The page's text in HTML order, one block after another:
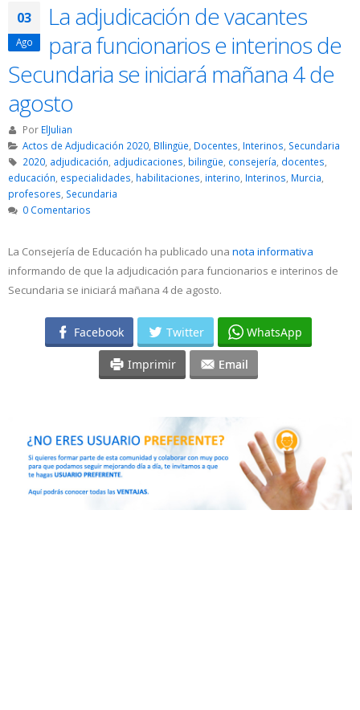
03
Ago
La adjudicación de vacantes
para funcionarios e interinos de
Secundaria se iniciará mañana 4 de
agosto
Por ElJulian
Actos de Adjudicación 2020, BIlingüe Docentes Interinos Secundaria
2020, adjudicación, adjudicaciones, bilingüe, consejería, docentes,
educación, especialidades, habilitaciones, interino, Interinos, Murcia,
profesores, Secundaria
0 Comentarios
La Consejería de Educación ha publicado una nota informativa
informando de que la adjudicación para funcionarios e interinos de
Secundaria se iniciará mañana 4 de agosto.
Facebook Twitter WhatsApp
Imprimir Email